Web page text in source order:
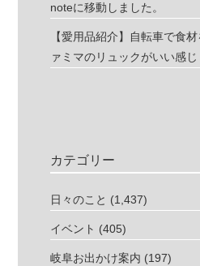
noteに移動しました。
【愛用品紹介】自転車で食
ァミマのリュックがいい感じ
カテゴリー
日々のこと (1,437)
イベント (405)
岐阜お出かけ案内 (197)